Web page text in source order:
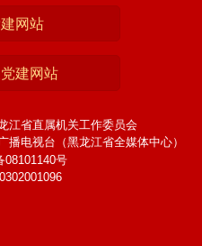
网站
建网站
江省直属机关工作委员会
播电视台（黑龙江省全媒体中心）
08101140号